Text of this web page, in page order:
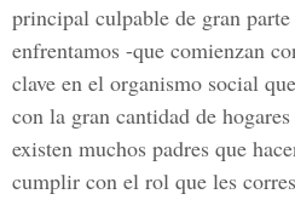
principal culpable de gran
enfrentamos -que comienzan
clave en el organismo social
con la gran cantidad de
existen muchos padres que
cumplir con el rol que les